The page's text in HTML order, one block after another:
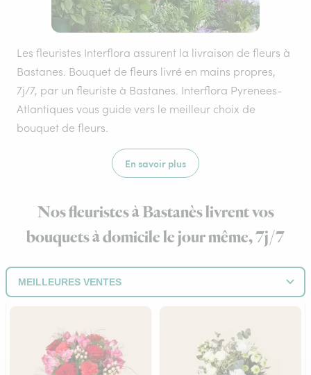
Les fleuristes Interflora assurent la livraison de fleurs à
Bastanes. Bouquet de fleurs livré en mains propres,
7j/7, par un fleuriste à Bastanes. Interflora Pyrenees-
Atlantiques vous guide vers le meilleur choix de
bouquet de fleurs.
En savoir plus
Nos fleuristes à Bastanès livrent vos
bouquets à domicile le jour même, 7j/7